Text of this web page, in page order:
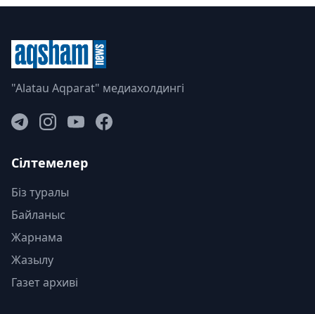
"Alatau Aqparat" медиахолдингі
Сілтемелер
Біз туралы
Байланыс
Жарнама
Жазылу
Газет архиві